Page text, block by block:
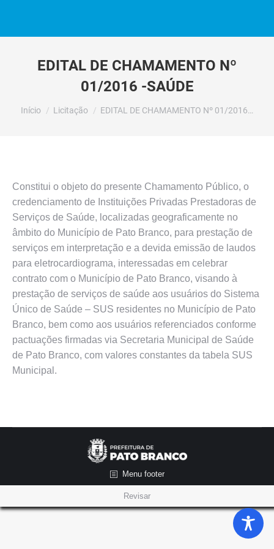
EDITAL DE CHAMAMENTO Nº
01/2016 -SAÚDE
Você está aqui:
Início Licitação EDITAL DE CHAMAMENTO Nº 01/2016…
Constitui o objeto do presente Chamamento Público, o
credenciamento de Instituições Privadas Prestadoras de
Serviços de Saúde, localizadas geograficamente no
âmbito do Município de Pato Branco, para prestação de
serviços em interpretação e a devida emissão de laudos
para eletrocardiograma, interessadas em celebrar
contrato com o Município de Pato Branco, visando à
prestação de serviços de saúde aos usuários do Sistema
Único de Saúde – SUS residentes no Município de Pato
Branco, bem como aos usuários referenciados conforme
pactuações firmadas via Secretaria Municipal de Saúde
de Pato Branco, com valores constantes da tabela SUS
Municipal.
Menu footer
Revisar